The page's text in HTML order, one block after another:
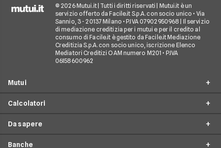
© 2026 Mutui.it | Tutti i diritti riservati | Mutui.it è un
servizio offerto da Facile.it S.p.A. con socio unico • Via
Sannio, 3 - 20137 Milano • P.IVA 07902950968 | Il servizio
di mediazione creditizia per i mutui e per il credito al
consumo di Facile.it è gestito da Facile.it Mediazione
Creditizia S.p.A. con socio unico, iscrizione Elenco
Mediatori Creditizi OAM numero M201 • P.IVA
06158600962
Mutui
Mutuo Seconda Casa
Surroga Mutuo
Calcolatori
Simulazione Mutuo
Calcolo Piano di Ammortamento
Da sapere
Banche